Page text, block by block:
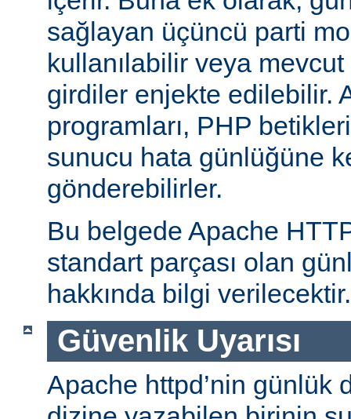
sağlayan üçüncü parti
kullanılabilir veya
girdiler enjekte edilebilir.
programları, PHP
sunucu hata günlüğüne
gönderebilirler.
Bu belgede Apache
standart parçası olan
hakkında bilgi verilecektir.
Güvenlik Uyarısı
Apache httpd’nin günlük